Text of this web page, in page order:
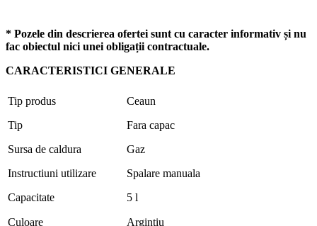
* Pozele din descrierea ofertei sunt cu caracter informativ și nu
fac obiectul nici unei obligații contractuale.
CARACTERISTICI GENERALE
Tip produs
Ceaun
Tip
Fara capac
Sursa de caldura
Gaz
Instructiuni utilizare
Spalare manuala
Capacitate
5 l
Culoare Argintiu